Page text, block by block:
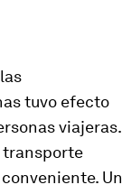
las
tuvo efecto
viajeras.
transporte
Un